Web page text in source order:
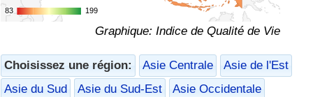
83
83 199
199
Graphique: Indice de Qualité de Vie
Choisissez une région: Asie Centrale
Asie de l'Est
Asie du Sud
Asie du Sud-Est Asie Occidentale
Soins de santé
Indice des soins de santé (Actuel)